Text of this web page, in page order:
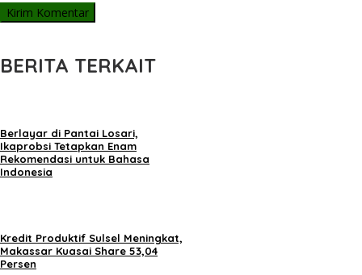
BERITA TERKAIT
Berlayar di Pantai Losari,
Ikaprobsi Tetapkan Enam
Rekomendasi untuk Bahasa
Indonesia
Kredit Produktif Sulsel Meningkat,
Makassar Kuasai Share 53,04
Persen